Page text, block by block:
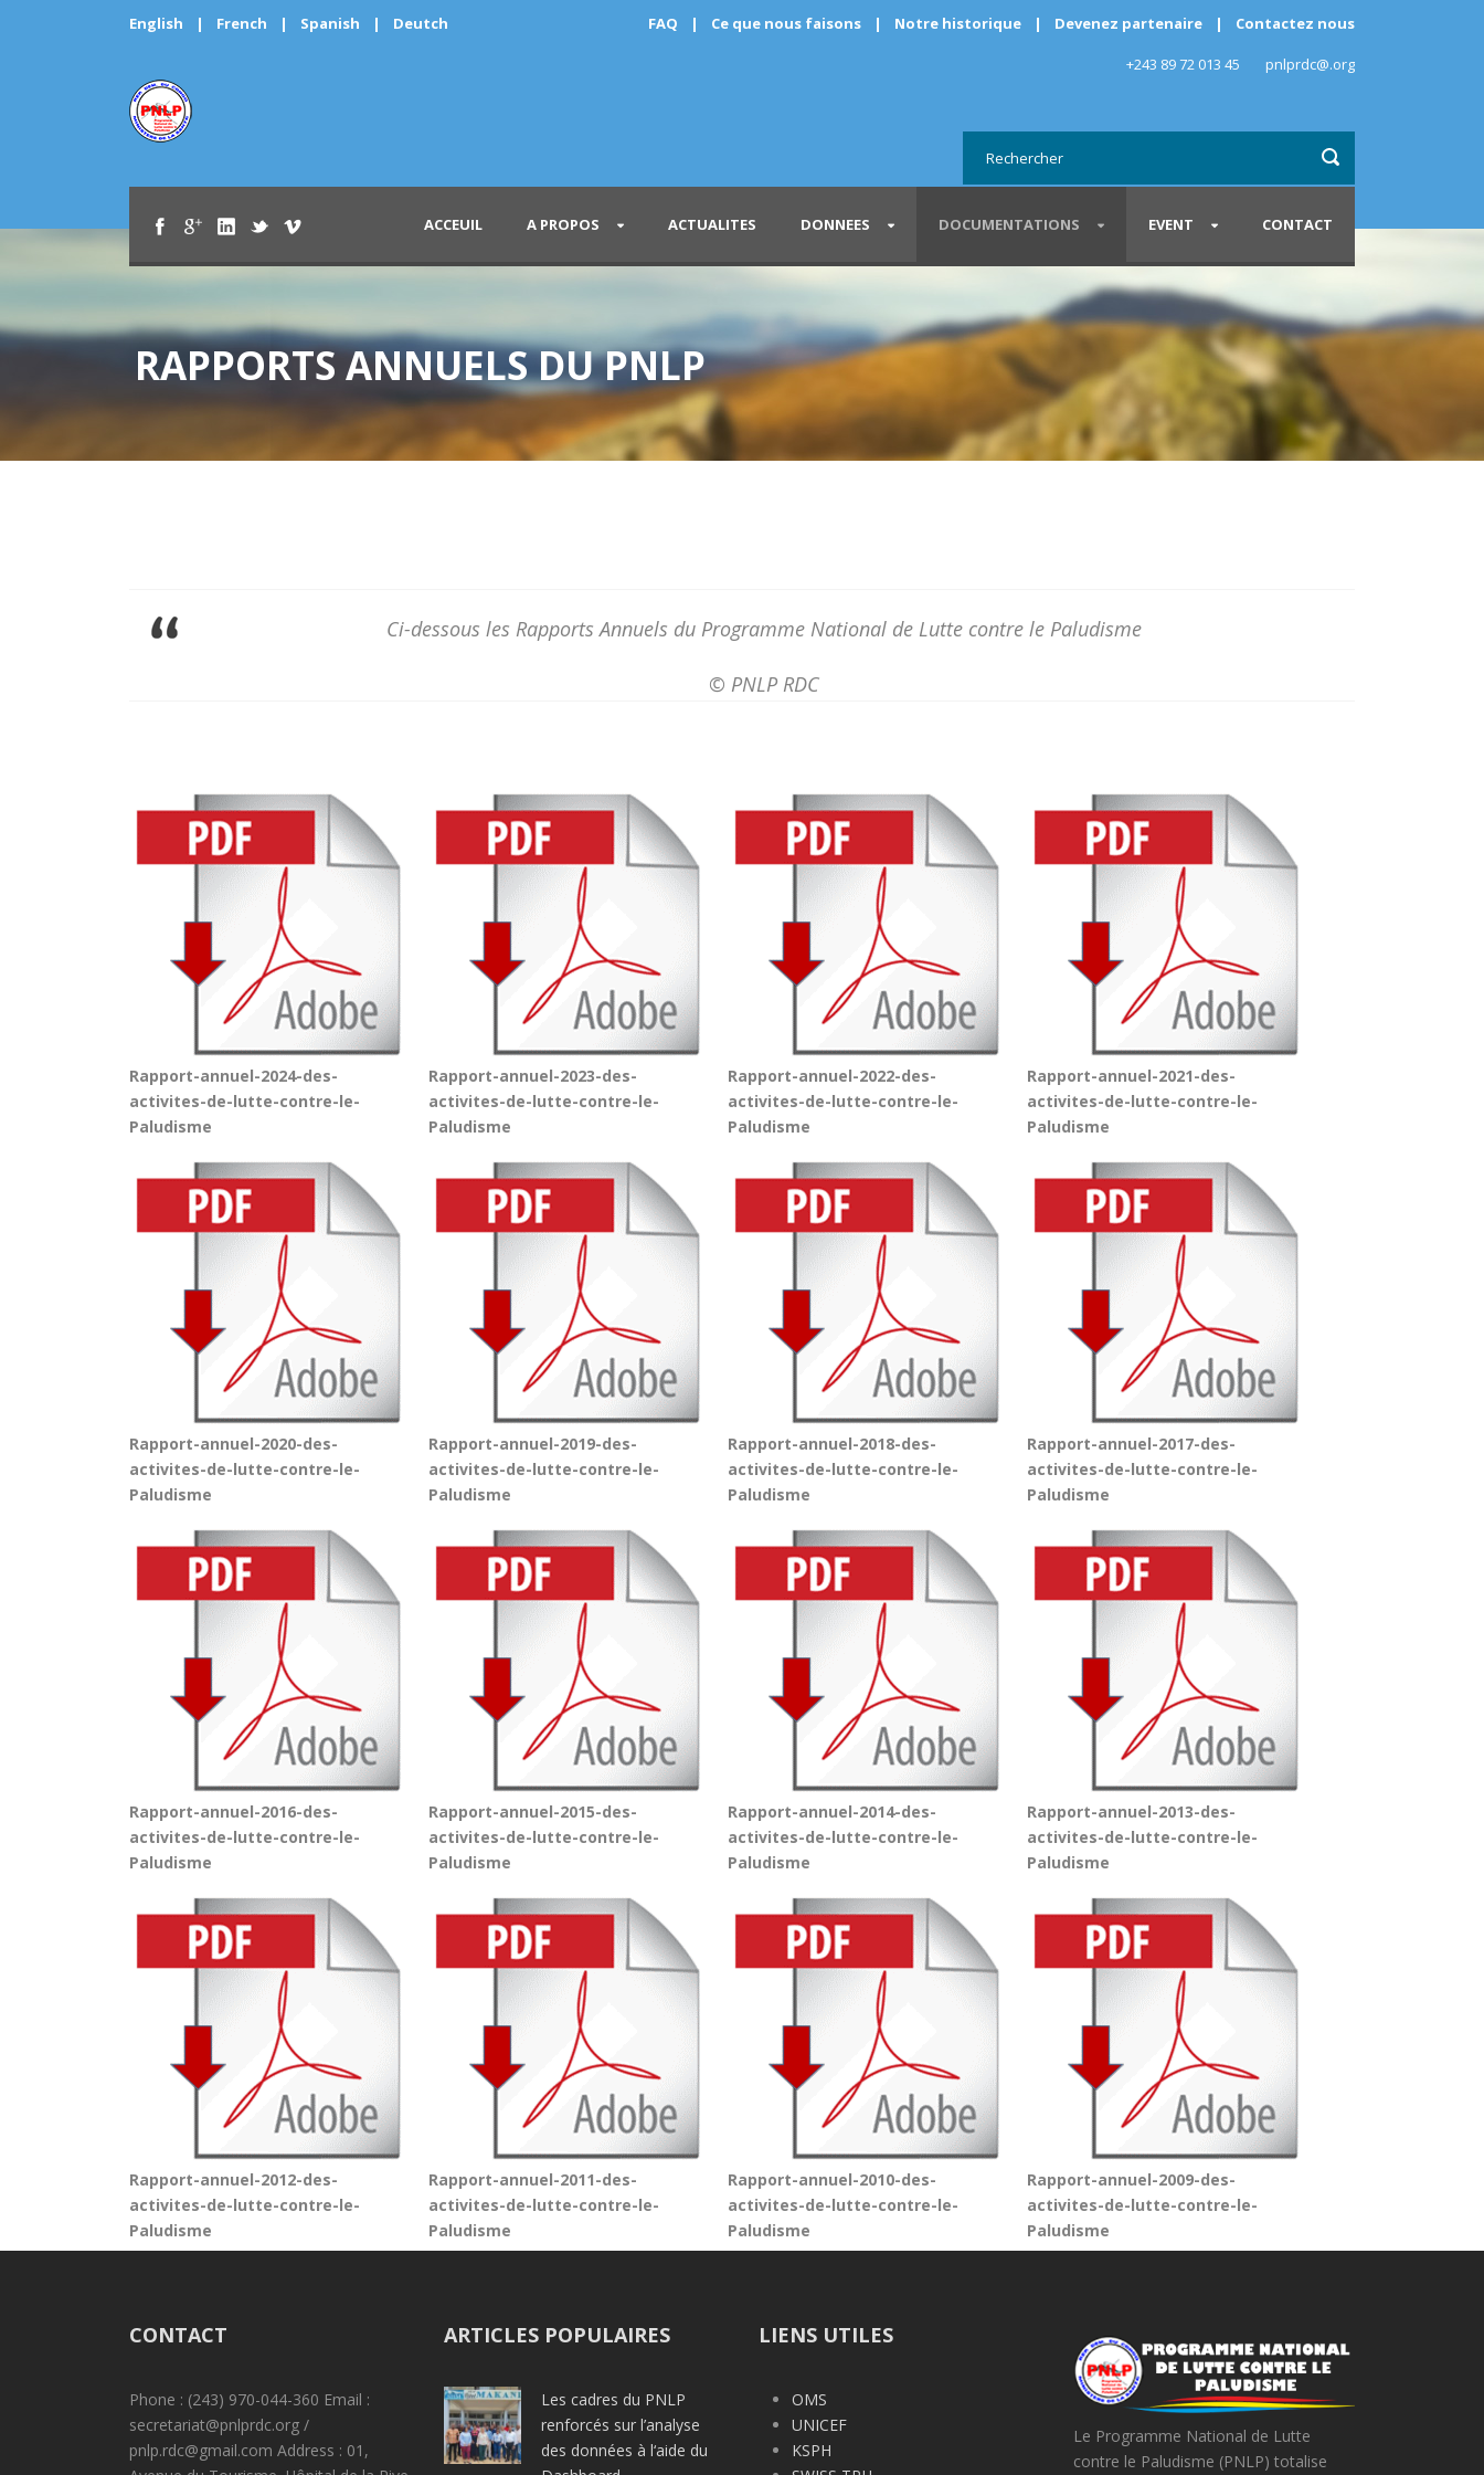
English | French | Spanish | Deutch FAQ | Ce que nous faisons | Notre historique | Devenez partenaire | Contactez nous
+243 89 72 013 45 pnlprdc@.org
ACCEUIL A PROPOS ACTUALITES DONNEES DOCUMENTATIONS EVENT CONTACT
RAPPORTS ANNUELS DU PNLP
Ci-dessous les Rapports Annuels du Programme National de Lutte contre le Paludisme
© PNLP RDC
Rapport-annuel-2024-des-
activites-de-lutte-contre-le-
Paludisme
Rapport-annuel-2023-des-
activites-de-lutte-contre-le-
Paludisme
Rapport-annuel-2022-des-
activites-de-lutte-contre-le-
Paludisme
Rapport-annuel-2021-des-
activites-de-lutte-contre-le-
Paludisme
Rapport-annuel-2020-des-
activites-de-lutte-contre-le-
Paludisme
Rapport-annuel-2019-des-
activites-de-lutte-contre-le-
Paludisme
Rapport-annuel-2018-des-
activites-de-lutte-contre-le-
Paludisme
Rapport-annuel-2017-des-
activites-de-lutte-contre-le-
Paludisme
Rapport-annuel-2016-des-
activites-de-lutte-contre-le-
Paludisme
Rapport-annuel-2015-des-
activites-de-lutte-contre-le-
Paludisme
Rapport-annuel-2014-des-
activites-de-lutte-contre-le-
Paludisme
Rapport-annuel-2013-des-
activites-de-lutte-contre-le-
Paludisme
Rapport-annuel-2012-des-
activites-de-lutte-contre-le-
Paludisme
Rapport-annuel-2011-des-
activites-de-lutte-contre-le-
Paludisme
Rapport-annuel-2010-des-
activites-de-lutte-contre-le-
Paludisme
Rapport-annuel-2009-des-
activites-de-lutte-contre-le-
Paludisme
CONTACT
Phone : (243) 970-044-360 Email :
secretariat@pnlprdc.org /
pnlp.rdc@gmail.com Address : 01,
ARTICLES POPULAIRES
Les cadres du PNLP
renforcés sur l’analyse
des données à l‘aide du
LIENS UTILES
OMS
UNICEF
KSPH
Le Programme National de Lutte
contre le Paludisme (PNLP) totalise